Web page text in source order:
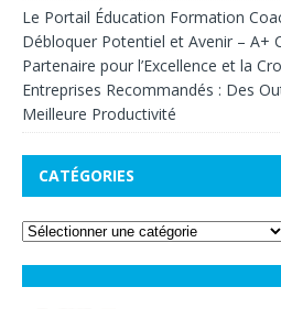
Le Portail Éducation Formation
Débloquer Potentiel et Avenir – A+
Partenaire pour l’Excellence et la
Entreprises Recommandés : Des
Meilleure Productivité
CATÉGORIES